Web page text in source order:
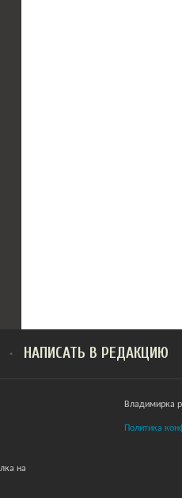
НАПИСАТЬ В РЕДАКЦИЮ
на
Владимирка
Политика